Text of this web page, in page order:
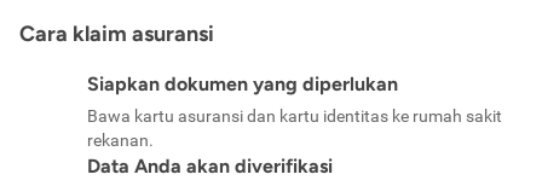
Cara klaim asuransi
Siapkan dokumen yang diperlukan
Bawa kartu asuransi dan kartu identitas ke rumah sakit
rekanan.
Data Anda akan diverifikasi